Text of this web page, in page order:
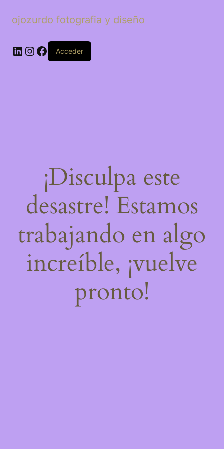
ojozurdo fotografia y diseño
LinkedIn
Instagram
Facebook
Acceder
¡Disculpa este
desastre! Estamos
trabajando en algo
increíble, ¡vuelve
pronto!